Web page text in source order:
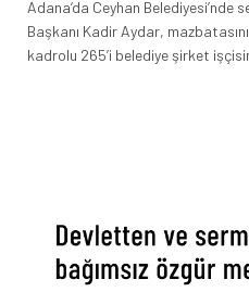
Adana’da Ceyhan Belediyesi’nde
Başkanı Kadir Aydar,
kadrolu 265’i belediye şirket